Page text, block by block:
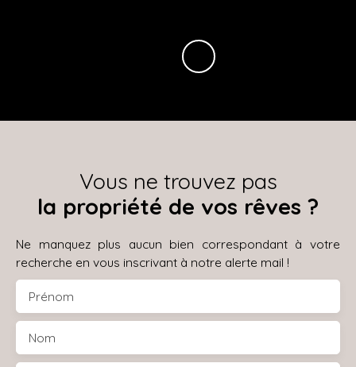
Vous ne trouvez pas
la propriété de vos rêves ?
Ne manquez plus aucun bien correspondant à votre
recherche en vous inscrivant à notre alerte mail !
Prénom
Nom